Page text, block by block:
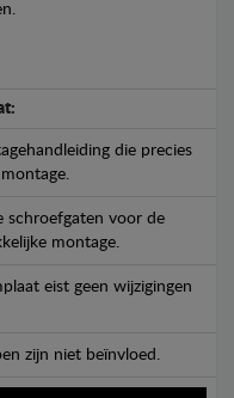
die precies
schroefgaten voor de
montage.
eist geen wijzigingen
zijn niet beïnvloed.